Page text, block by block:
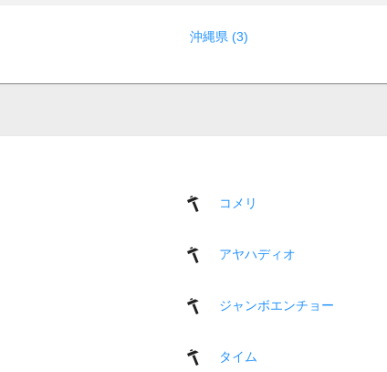
沖縄県 (3)
コメリ
アヤハディオ
ジャンボエンチョー
タイム